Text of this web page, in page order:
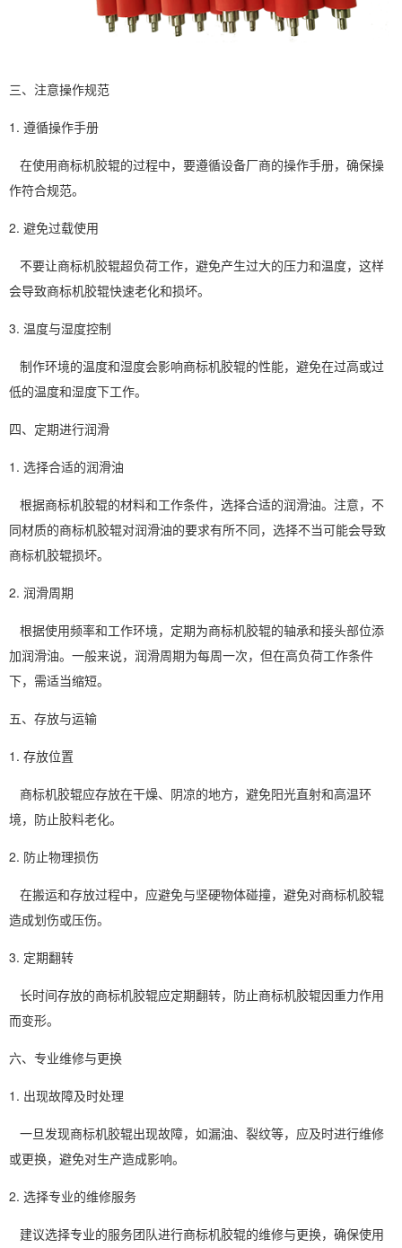
三、注意操作规范
1. 遵循操作手册
在使用商标机胶辊的过程中，要遵循设备厂商的操作手册，确保操
作符合规范。
2. 避免过载使用
不要让商标机胶辊超负荷工作，避免产生过大的压力和温度，这样
会导致商标机胶辊快速老化和损坏。
3. 温度与湿度控制
制作环境的温度和湿度会影响商标机胶辊的性能，避免在过高或过
低的温度和湿度下工作。
四、定期进行润滑
1. 选择合适的润滑油
根据商标机胶辊的材料和工作条件，选择合适的润滑油。注意，不
同材质的商标机胶辊对润滑油的要求有所不同，选择不当可能会导致
商标机胶辊损坏。
2. 润滑周期
根据使用频率和工作环境，定期为商标机胶辊的轴承和接头部位添
加润滑油。一般来说，润滑周期为每周一次，但在高负荷工作条件
下，需适当缩短。
五、存放与运输
1. 存放位置
商标机胶辊应存放在干燥、阴凉的地方，避免阳光直射和高温环
境，防止胶料老化。
2. 防止物理损伤
在搬运和存放过程中，应避免与坚硬物体碰撞，避免对商标机胶辊
造成划伤或压伤。
3. 定期翻转
长时间存放的商标机胶辊应定期翻转，防止商标机胶辊因重力作用
而变形。
六、专业维修与更换
1. 出现故障及时处理
一旦发现商标机胶辊出现故障，如漏油、裂纹等，应及时进行维修
或更换，避免对生产造成影响。
2. 选择专业的维修服务
建议选择专业的服务团队进行商标机胶辊的维修与更换，确保使用